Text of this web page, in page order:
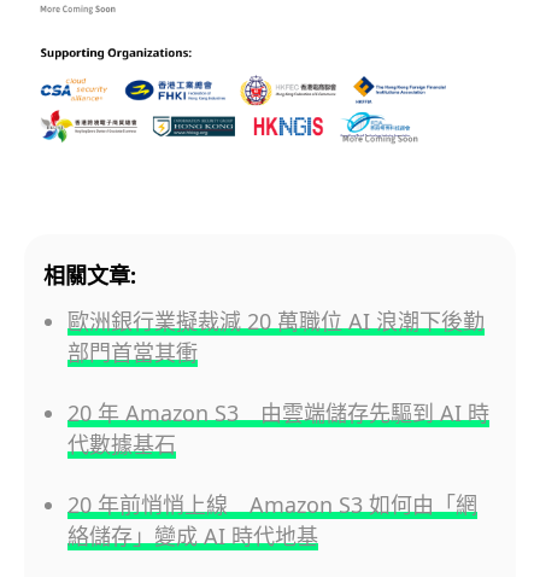
相關文章:
歐洲銀行業擬裁減 20 萬職位 AI 浪潮下後勤
部門首當其衝
20 年 Amazon S3 由雲端儲存先驅到 AI 時
代數據基石
20 年前悄悄上線 Amazon S3 如何由「網
絡儲存」變成 AI 時代地基